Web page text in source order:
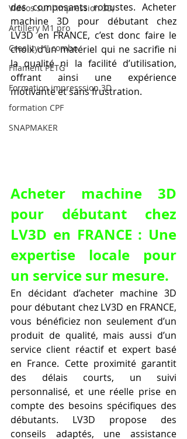
Vidéos sur l'impression 3D,
Artillery M1 pro
Creality HI combo
Filament PETG
Formation impresssion 3D
formation CPF
SNAPMAKER
des composants robustes. Acheter
machine 3D pour débutant chez
LV3D en FRANCE, c’est donc faire le
choix d’un matériel qui ne sacrifie ni
la qualité ni la facilité d’utilisation,
offrant ainsi une expérience
motivante et sans frustration.
Acheter machine 3D
pour débutant chez
LV3D en FRANCE : Une
expertise locale pour
un service sur mesure.
En décidant d’acheter machine 3D
pour débutant chez LV3D en FRANCE,
vous bénéficiez non seulement d’un
produit de qualité, mais aussi d’un
service client réactif et expert basé
en France. Cette proximité garantit
des délais courts, un suivi
personnalisé, et une réelle prise en
compte des besoins spécifiques des
débutants. LV3D propose des
conseils adaptés, une assistance